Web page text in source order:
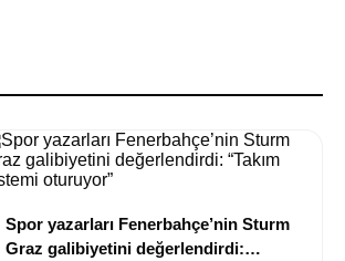
Spor yazarları Fenerbahçe’nin Sturm
Graz galibiyetini değerlendirdi: